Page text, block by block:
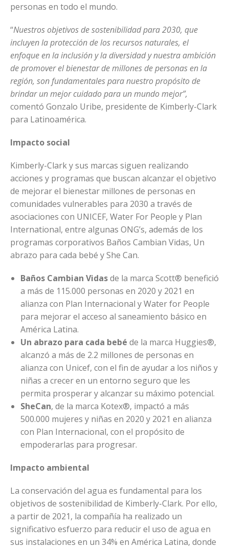
personas en todo el mundo.
“Nuestros objetivos de sostenibilidad para 2030, que
incluyen la protección de los recursos naturales, el
enfoque en la inclusión y la diversidad y nuestra ambición
de promover el bienestar de millones de personas en la
región, son fundamentales para nuestro propósito de
brindar un mejor cuidado para un mundo mejor”,
comentó Gonzalo Uribe, presidente de Kimberly-Clark
para Latinoamérica.
Impacto social
Kimberly-Clark y sus marcas siguen realizando
acciones y programas que buscan alcanzar el objetivo
de mejorar el bienestar millones de personas en
comunidades vulnerables para 2030 a través de
asociaciones con UNICEF, Water For People y Plan
International, entre algunas ONG’s, además de los
programas corporativos Baños Cambian Vidas, Un
abrazo para cada bebé y She Can.
Baños Cambian Vidasde la marca Scott® benefició
a más de 115.000 personas en 2020 y 2021 en
alianza con Plan Internacional y Water for People
para mejorar el acceso al saneamiento básico en
América Latina.
Un abrazo para cada bebé de la marca Huggies®,
alcanzó a más de 2.2 millones de personas en
alianza con Unicef, con el fin de ayudar a los niños y
niñas a crecer en un entorno seguro que les
permita prosperar y alcanzar su máximo potencial.
SheCan, de la marca Kotex®, impactó a más
500.000 mujeres y niñas en 2020 y 2021 en alianza
con Plan Internacional, con el propósito de
empoderarlas para progresar.
Impacto ambiental
La conservación del agua es fundamental para los
objetivos de sostenibilidad de Kimberly-Clark. Por ello,
a partir de 2021, la compañía ha realizado un
significativo esfuerzo para reducir el uso de agua en
sus instalaciones en un 34% en América Latina, donde